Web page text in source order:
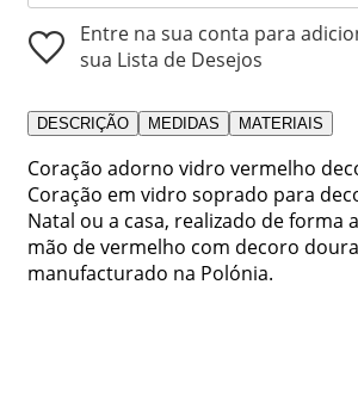
Entre na sua conta para
sua Lista de Desejos
DESCRIÇÃO MEDIDAS MATERIAIS
Coração adorno vidro vermelho
Coração em vidro soprado para
Natal ou a casa, realizado de forma
mão de vermelho com decoro
manufacturado na Polónia.